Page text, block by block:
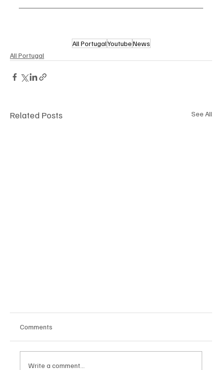
All PortugalYoutubeNews
All Portugal
Related Posts See All
Comments
Write a comment...